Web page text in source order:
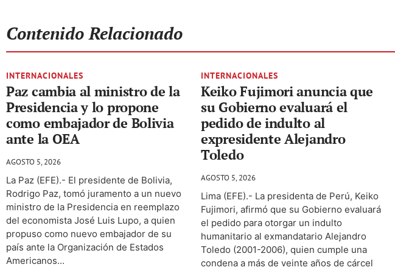
Contenido Relacionado
INTERNACIONALES
Paz cambia al ministro de la
Presidencia y lo propone
como embajador de Bolivia
ante la OEA
AGOSTO 5, 2026
La Paz (EFE).- El presidente de Bolivia,
Rodrigo Paz, tomó juramento a un nuevo
ministro de la Presidencia en reemplazo
del economista José Luis Lupo, a quien
propuso como nuevo embajador de su
país ante la Organización de Estados
Americanos...
INTERNACIONALES
Keiko Fujimori anuncia que
su Gobierno evaluará el
pedido de indulto al
expresidente Alejandro
Toledo
AGOSTO 5, 2026
Lima (EFE).- La presidenta de Perú, Keiko
Fujimori, afirmó que su Gobierno evaluará
el pedido para otorgar un indulto
humanitario al exmandatario Alejandro
Toledo (2001-2006), quien cumple una
condena a más de veinte años de cárcel